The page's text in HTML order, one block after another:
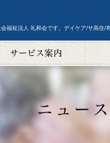
福祉法人 礼和会です。デイケア/サ高住/